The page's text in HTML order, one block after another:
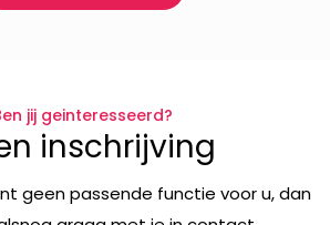
jij geinteresseerd?
inschrijving
geen passende functie voor u, dan